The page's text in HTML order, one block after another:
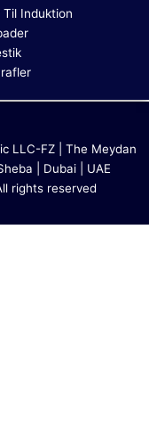
Til Induktion
LLC-FZ | The Meydan
| Dubai | UAE
rights reserved